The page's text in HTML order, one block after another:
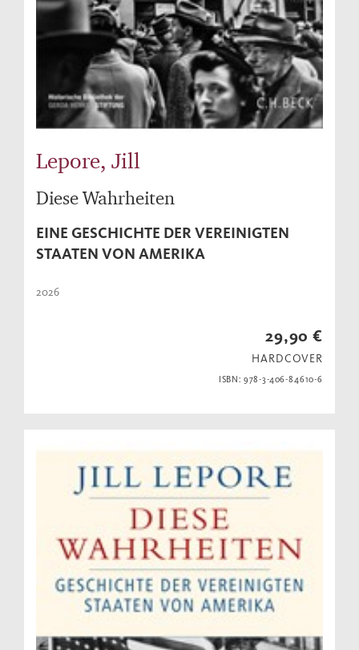
Lepore, Jill
Diese Wahrheiten
EINE GESCHICHTE DER VEREINIGTEN
STAATEN VON AMERIKA
2026
29,90 €
HARDCOVER
ISBN: 978-3-406-84610-6